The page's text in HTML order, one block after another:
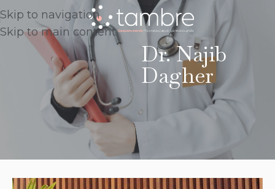
Skip to navigation
Skip to main content
Dr. Najib
Dagher